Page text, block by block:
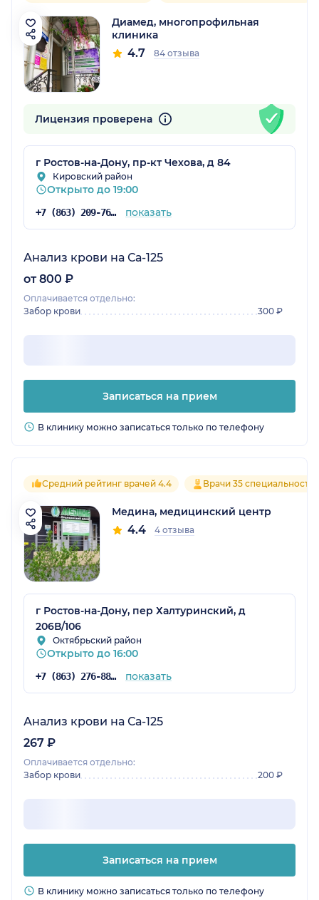
Диамед, многопрофильная
клиника
4.7 84 отзыва
Лицензия проверена
г Ростов-на-Дону, пр-кт Чехова, д 84
Кировский район
Открыто до 19:00
+7 (863) 209-76-82 показать
Анализ крови на Са-125
от 800 ₽
Оплачивается отдельно:
Забор крови
300 ₽
Записаться на прием
В клинику можно записаться только по телефону
Средний рейтинг врачей 4.4 Врачи 35
Медина, медицинский центр
4.4 4 отзыва
г Ростов-на-Дону, пер Халтуринский, д
206В/106
Октябрьский район
Открыто до 16:00
+7 (863) 276-88-47 показать
Анализ крови на Са-125
267 ₽
Оплачивается отдельно:
Забор крови
200 ₽
Записаться на прием
В клинику можно записаться только по телефону